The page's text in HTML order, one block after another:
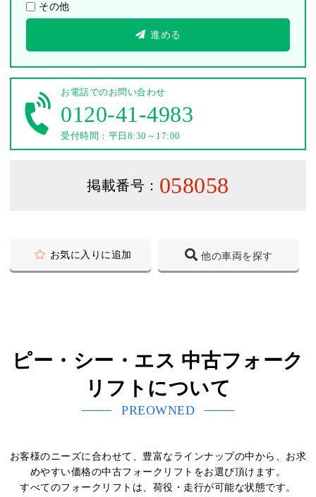
その他
進める
お電話でのお問い合わせ
0120-41-4983
受付時間：平日8:30～17:00
掲載番号： 058058
お気に入りに追加 他の車両を探す
ピー・シー・エス 中古フォーク
リフトについて
PREOWNED
お客様のニーズに合わせて、豊富なラインナップの中から、お求
めやすい価格の中古フォークリフトをお選び頂けます。
すべてのフォークリフトは、荷役・走行が可能な状態です。